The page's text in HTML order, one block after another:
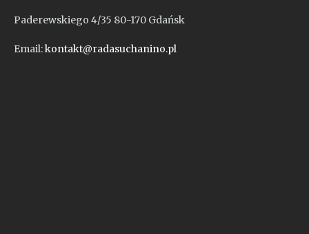
Paderewskiego 4/35 80-170 Gdańsk
Email:kontakt@radasuchanino.pl